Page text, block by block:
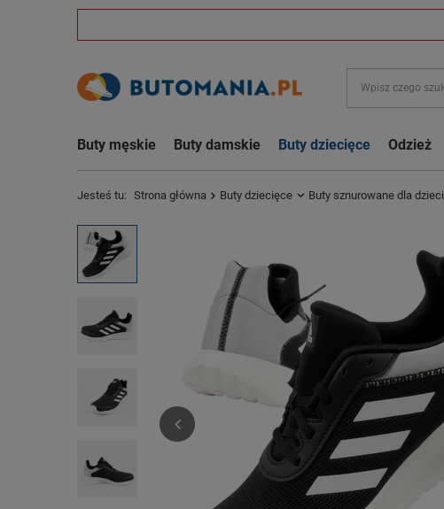
Buty męskie Buty damskie Buty dziecięce Odzież
Jesteś tu: Strona główna Buty dziecięce Buty sznurowane dla dzieci